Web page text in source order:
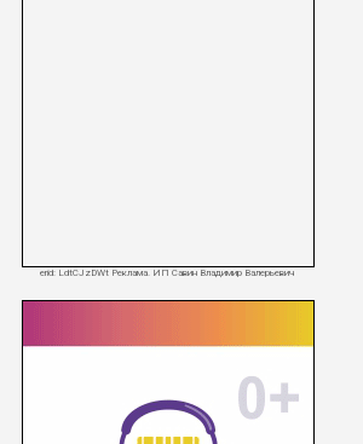
erid: LdtCJzDWt Реклама. ИП Савин Владимир Валерьевич